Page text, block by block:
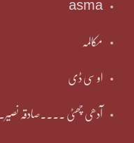
asma
مکالمہ
او سی ڈی
آدھی چھٹی ۔۔۔۔صادقہ نصیر۔